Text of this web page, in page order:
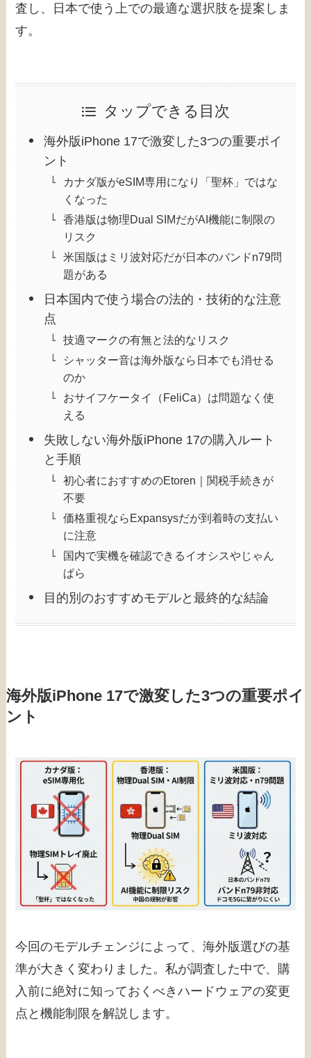
査し、日本で使う上での最適な選択肢を提案しま
す。
タップできる目次
海外版iPhone 17で激変した3つの重要ポイ
ント
カナダ版がeSIM専用になり「聖杯」ではな
くなった
香港版は物理Dual SIMだがAI機能に制限の
リスク
米国版はミリ波対応だが日本のバンドn79問
題がある
日本国内で使う場合の法的・技術的な注意
点
技適マークの有無と法的なリスク
シャッター音は海外版なら日本でも消せる
のか
おサイフケータイ（FeliCa）は問題なく使
える
失敗しない海外版iPhone 17の購入ルート
と手順
初心者におすすめのEtoren｜関税手続きが
不要
価格重視ならExpansysだが到着時の支払い
に注意
国内で実機を確認できるイオシスやじゃん
ぱら
目的別のおすすめモデルと最終的な結論
海外版iPhone 17で激変した3つの重要ポイ
ント
今回のモデルチェンジによって、海外版選びの基
準が大きく変わりました。私が調査した中で、購
入前に絶対に知っておくべきハードウェアの変更
点と機能制限を解説します。